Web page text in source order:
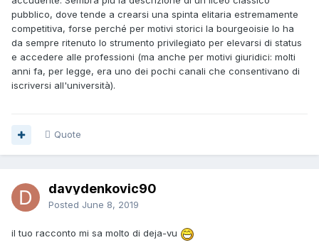
pubblico, dove tende a crearsi una spinta elitaria estremamente
competitiva, forse perché per motivi storici la bourgeoisie lo ha
da sempre ritenuto lo strumento privilegiato per elevarsi di status
e accedere alle professioni (ma anche per motivi giuridici: molti
anni fa, per legge, era uno dei pochi canali che consentivano di
iscriversi all'università).
Quote
davydenkovic90
Posted June 8, 2019
il tuo racconto mi sa molto di deja-vu